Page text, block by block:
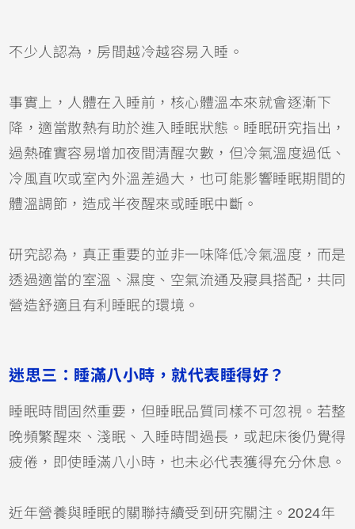
不少人認為，房間越冷越容易入睡。
事實上，人體在入睡前，核心體溫本來就會逐漸下
降，適當散熱有助於進入睡眠狀態。睡眠研究指出，
過熱確實容易增加夜間清醒次數，但冷氣溫度過低、
冷風直吹或室內外溫差過大，也可能影響睡眠期間的
體溫調節，造成半夜醒來或睡眠中斷。
研究認為，真正重要的並非一味降低冷氣溫度，而是
透過適當的室溫、濕度、空氣流通及寢具搭配，共同
營造舒適且有利睡眠的環境。
迷思三：睡滿八小時，就代表睡得好？
睡眠時間固然重要，但睡眠品質同樣不可忽視。若整
晚頻繁醒來、淺眠、入睡時間過長，或起床後仍覺得
疲倦，即使睡滿八小時，也未必代表獲得充分休息。
近年營養與睡眠的關聯持續受到研究關注。2024年